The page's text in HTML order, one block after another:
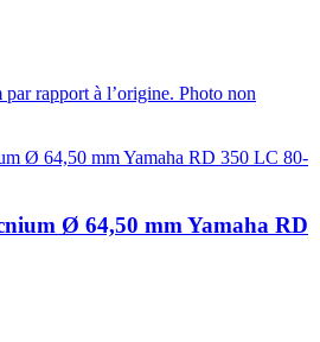
rapport à l’origine. Photo non
Ø 64,50 mm Yamaha RD